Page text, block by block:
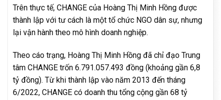
Trên thực tế, CHANGE của Hoàng Thị Minh Hồng được
thành lập với tư cách là một tổ chức NGO dân sự, nhưng
lại vận hành theo mô hình doanh nghiệp.
Theo cáo trạng, Hoàng Thị Minh Hồng đã chỉ đạo Trung
tâm CHANGE trốn 6.791.057.493 đồng (khoảng gần 6,8
tỷ đồng). Từ khi thành lập vào năm 2013 đến tháng
6/2022, CHANGE có doanh thu tổng cộng gần 68 tỷ